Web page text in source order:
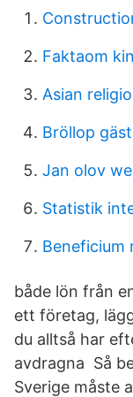
Faktaom
Asian
Bröllop
Jan olov
Statistik
Beneficium
både lön från
ett företag,
du alltså har
avdragna Så
Sverige måste